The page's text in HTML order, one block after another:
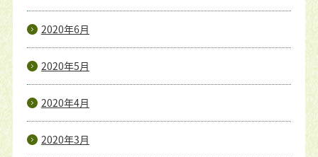
2020年6月
2020年5月
2020年4月
2020年3月